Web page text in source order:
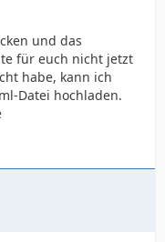
und das
für euch nicht jetzt
habe, kann ich
Datei hochladen.